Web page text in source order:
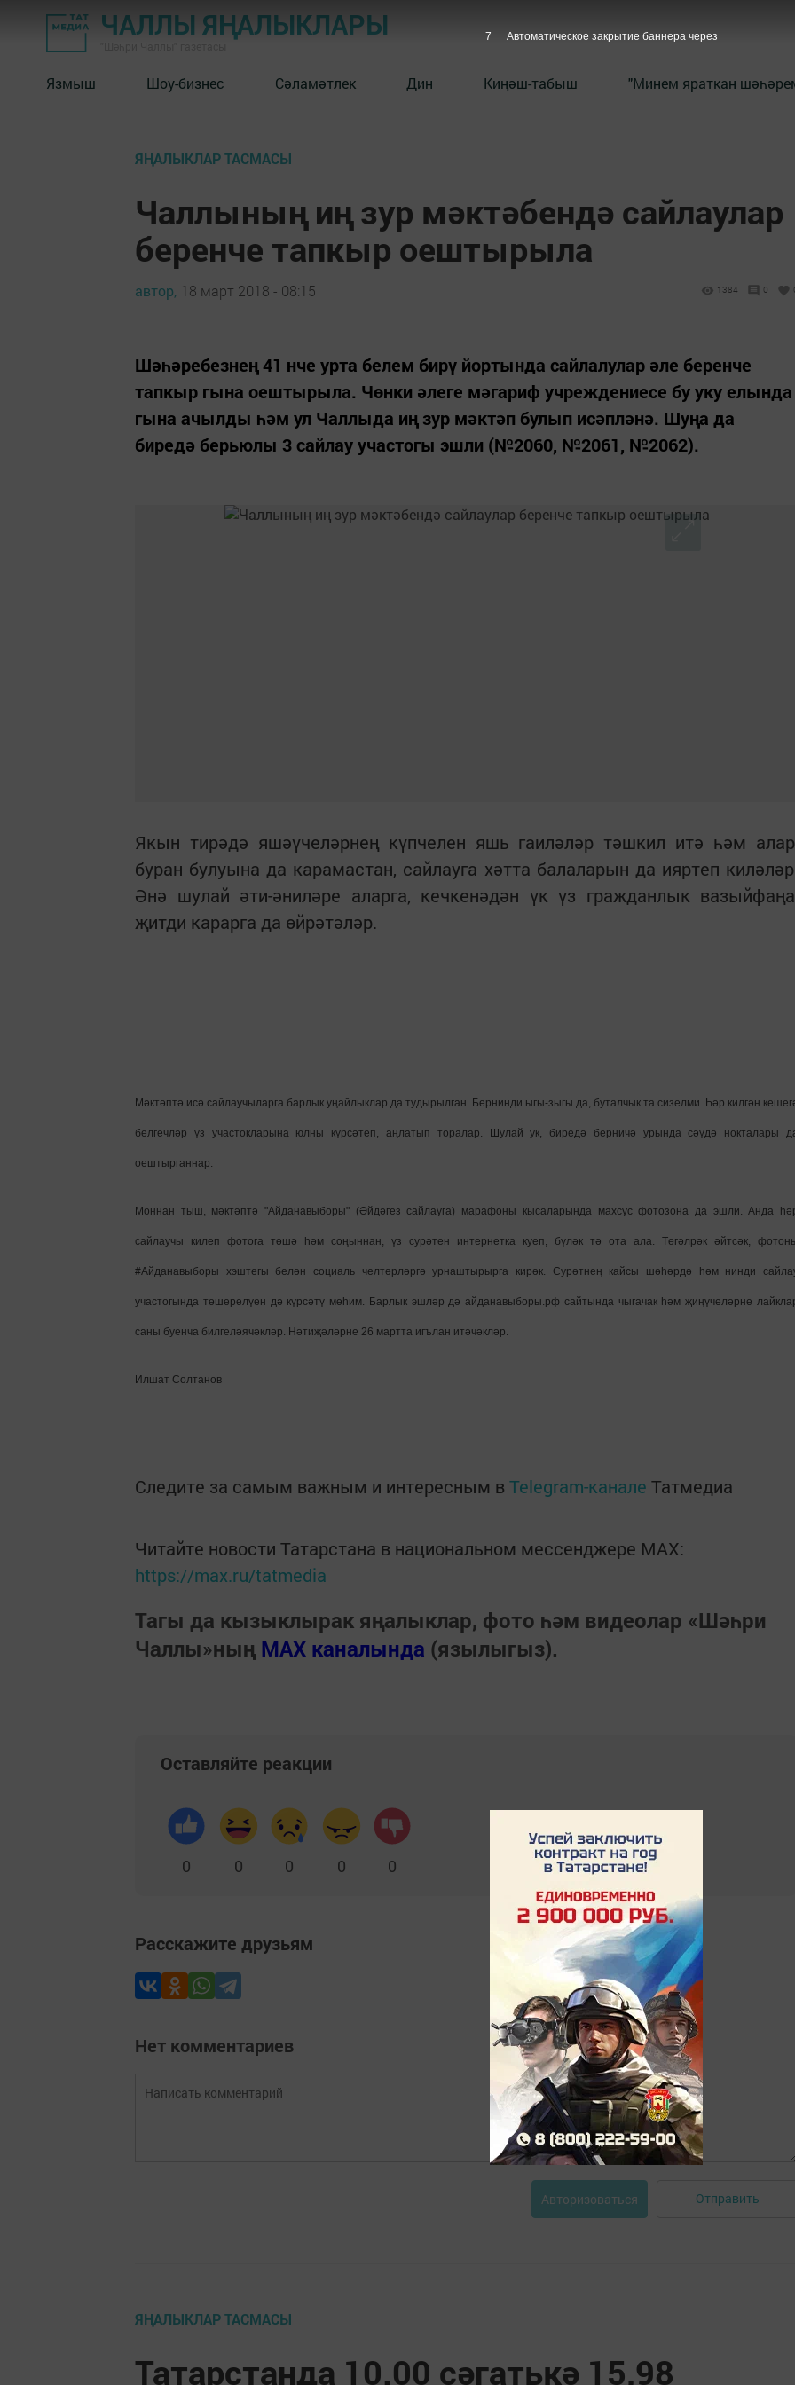
ЧАЛЛЫ ЯҢАЛЫКЛАРЫ
Язмыш Шоу-бизнес Сәламәтлек Дин Киңәш-табыш "Минем яраткан
ЯҢАЛЫКЛАР ТАСМАСЫ
Чаллының иң зур мәктәбендә сайлаулар
беренче тапкыр оештырыла
автор, 18 март 2018 - 08:15 1384 0
Шәһәребезнең 41 нче урта белем бирү йортында сайлалулар әле беренче
тапкыр гына оештырыла. Чөнки әлеге мәгариф учреждениесе бу уку елында
гына ачылды һәм ул Чаллыда иң зур мәктәп булып исәпләнә. Шуңа да
биредә берьюлы 3 сайлау участогы эшли (№2060, №2061, №2062).
Якын тирәдә яшәүчеләрнең күпчелен яшь гаиләләр тәшкил итә һәм
буран булуына да карамастан, сайлауга хәтта балаларын да ияртеп
Әнә шулай әти-әниләре аларга, кечкенәдән үк үз гражданлык
җитди карарга да өйрәтәләр.
Мәктәптә исә сайлаучыларга барлык уңайлыклар да тудырылган. Бернинди ыгы-зыгы да, буталчык та сизелми. Һәр килгән
белгечләр үз участокларына юлны күрсәтеп, аңлатып торалар. Шулай ук, биредә берничә урында сәүдә нокталары
оештырганнар.
Моннан тыш, мәктәптә "Айданавыборы" (Әйдәгез сайлауга) марафоны кысаларында махсус фотозона да эшли. Анда
сайлаучы килеп фотога төшә һәм соңыннан, үз сурәтен интернетка куеп, бүләк тә ота ала. Төгәлрәк әйтсәк,
#Айданавыборы хэштегы белән социаль челтәрләргә урнаштырырга кирәк. Сурәтнең кайсы шәһәрдә һәм нинди
участогында төшерелүен дә күрсәтү мөһим. Барлык эшләр дә айданавыборы.рф сайтында чыгачак һәм җиңүчеләрне
саны буенча билгеләячәкләр. Нәтиҗәләрне 26 мартта игълан итәчәкләр.
Илшат Солтанов
Следите за самым важным и интересным в Telegram-канале Татмедиа
Читайте новости Татарстана в национальном мессенджере MАХ:
https://max.ru/tatmedia
Тагы да кызыклырак яңалыклар, фото һәм видеолар «Шәһри
Чаллы»ның MAX каналында (язылыгыз).
Оставляйте реакции
0 0 0 0 0
Расскажите друзьям
Нет комментариев
Авторизоваться Отправить
ЯҢАЛЫКЛАР ТАСМАСЫ
Татарстанда 10.00 сәгатькә 15,98
6 Автоматическое закрытие баннера через